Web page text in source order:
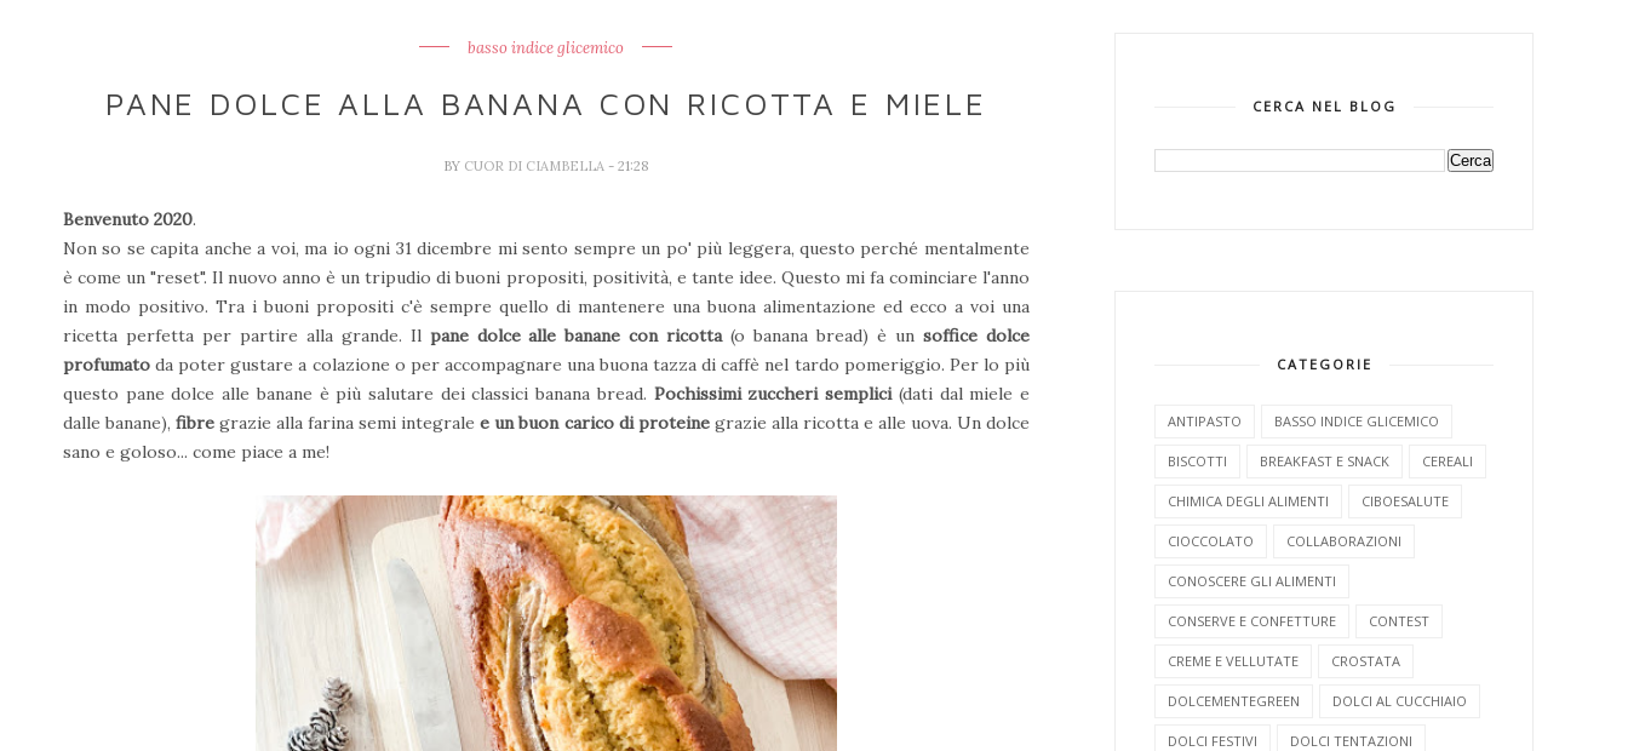
basso indice glicemico
PANE DOLCE ALLA BANANA CON RICOTTA E MIELE
BY CUOR DI CIAMBELLA - 21:28
Benvenuto 2020.
Non so se capita anche a voi, ma io ogni 31 dicembre mi sento sempre un po' più leggera, questo perché mentalmente
è come un "reset". Il nuovo anno è un tripudio di buoni propositi, positività, e tante idee. Questo mi fa cominciare l'anno
in modo positivo. Tra i buoni propositi c'è sempre quello di mantenere una buona alimentazione ed ecco a voi una
ricetta perfetta per partire alla grande. Il pane dolce alle banane con ricotta(o banana bread) è unsoffice dolce
profumato da poter gustare a colazione o per accompagnare una buona tazza di caffè nel tardo pomeriggio. Per lo più
questo pane dolce alle banane è più salutare dei classici banana bread. Pochissimi zuccheri semplici (dati dal miele e
dalle banane),fibre grazie alla farina semi integralee un buon carico di proteine grazie alla ricotta e alle uova. Un dolce
sano e goloso... come piace a me!
CERCA NEL BLOG
CATEGORIE
ANTIPASTO BASSO INDICE GLICEMICO
BISCOTTI BREAKFAST E SNACK CEREALI
CHIMICA DEGLI ALIMENTI CIBOESALUTE
CIOCCOLATO COLLABORAZIONI
CONOSCERE GLI ALIMENTI
CONSERVE E CONFETTURE CONTEST
CREME E VELLUTATE CROSTATA
DOLCEMENTEGREEN DOLCI AL CUCCHIAIO
DOLCI FESTIVI DOLCI TENTAZIONI